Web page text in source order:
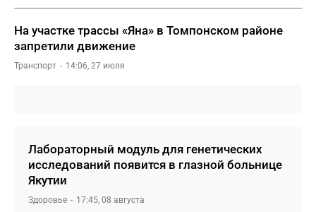
На участке трассы «Яна» в Томпонском районе
запретили движение
Транспорт 14:06, 27 июля
Лабораторный модуль для генетических
исследований появится в глазной больнице
Якутии
Здоровье 17:45, 08 августа